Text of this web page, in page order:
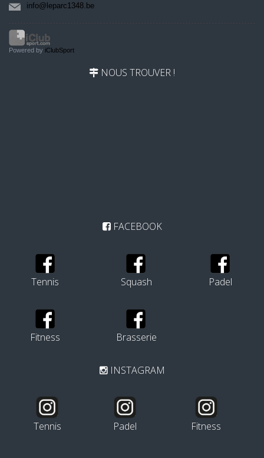
info@leparc1348.be
Powered by iClubSport
NOUS TROUVER !
FACEBOOK
Tennis Squash Padel
Fitness Brasserie
INSTAGRAM
Tennis Padel Fitness